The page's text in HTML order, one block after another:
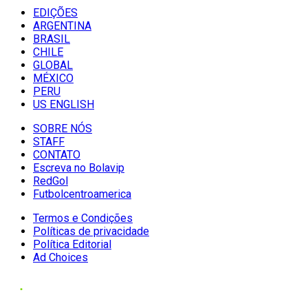
EDIÇÕES
ARGENTINA
BRASIL
CHILE
GLOBAL
MÉXICO
PERU
US ENGLISH
SOBRE NÓS
STAFF
CONTATO
Escreva no Bolavip
RedGol
Futbolcentroamerica
Termos e Condições
Políticas de privacidade
Política Editorial
Ad Choices